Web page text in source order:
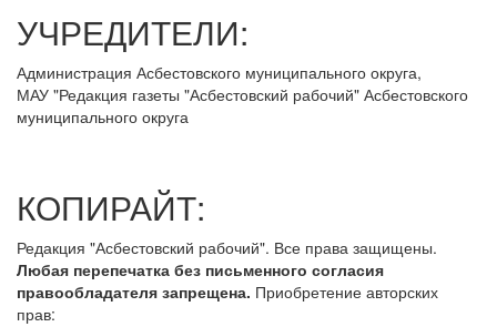
УЧРЕДИТЕЛИ:
Администрация Асбестовского муниципального округа,
МАУ"Редакция газеты "Асбестовский рабочий" Асбестовского
муниципального округа
КОПИРАЙТ:
Редакция "Асбестовский рабочий". Все права защищены.
Любая перепечатка без письменного согласия
правообладателя запрещена. Приобретение авторских
прав: